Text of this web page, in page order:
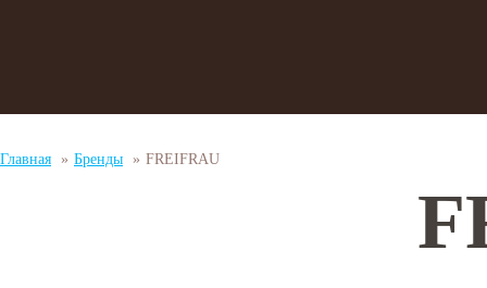
Главная » Бренды » FREIFRAU